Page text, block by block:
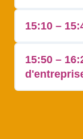
15:10 –
15:50 –